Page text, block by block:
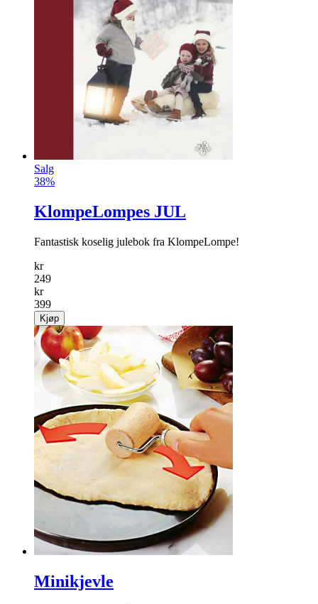
Salg
38%
KlompeLompes JUL
Fantastisk koselig julebok fra Klompe­Lompe!
kr
249
kr
399
Kjøp
Minikjevle